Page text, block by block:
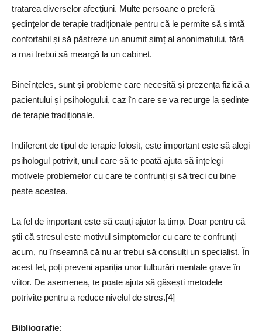
tratarea diverselor afecțiuni. Multe persoane o preferă
ședințelor de terapie tradiționale pentru că le permite să simtă
confortabil și să păstreze un anumit simț al anonimatului, fără
a mai trebui să meargă la un cabinet.
Bineînțeles, sunt și probleme care necesită și prezența fizică a
pacientului și psihologului, caz în care se va recurge la ședințe
de terapie tradiționale.
Indiferent de tipul de terapie folosit, este important este să alegi
psihologul potrivit, unul care să te poată ajuta să înțelegi
motivele problemelor cu care te confrunți și să treci cu bine
peste acestea.
La fel de important este să cauți ajutor la timp. Doar pentru că
știi că stresul este motivul simptomelor cu care te confrunți
acum, nu înseamnă că nu ar trebui să consulți un specialist. În
acest fel, poți preveni apariția unor tulburări mentale grave în
viitor. De asemenea, te poate ajuta să găsești metodele
potrivite pentru a reduce nivelul de stres.[4]
Bibliografie: